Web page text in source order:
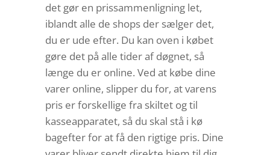
det gør en prissammenligning let,
iblandt alle de shops der sælger det,
du er ude efter. Du kan oven i købet
gøre det på alle tider af døgnet, så
længe du er online. Ved at købe dine
varer online, slipper du for, at varens
pris er forskellige fra skiltet og til
kasseapparatet, så du skal stå i kø
bagefter for at få den rigtige pris. Dine